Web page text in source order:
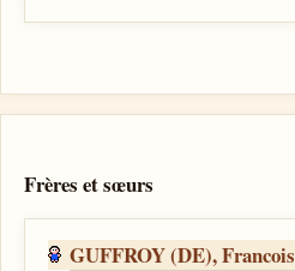
Frères et sœurs
GUFFROY (DE), Francois